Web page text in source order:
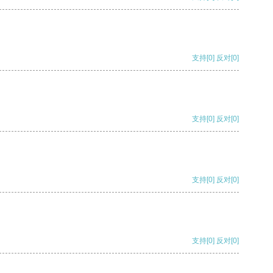
支持[0] 反对[0]
支持[0] 反对[0]
支持[0] 反对[0]
支持[0] 反对[0]